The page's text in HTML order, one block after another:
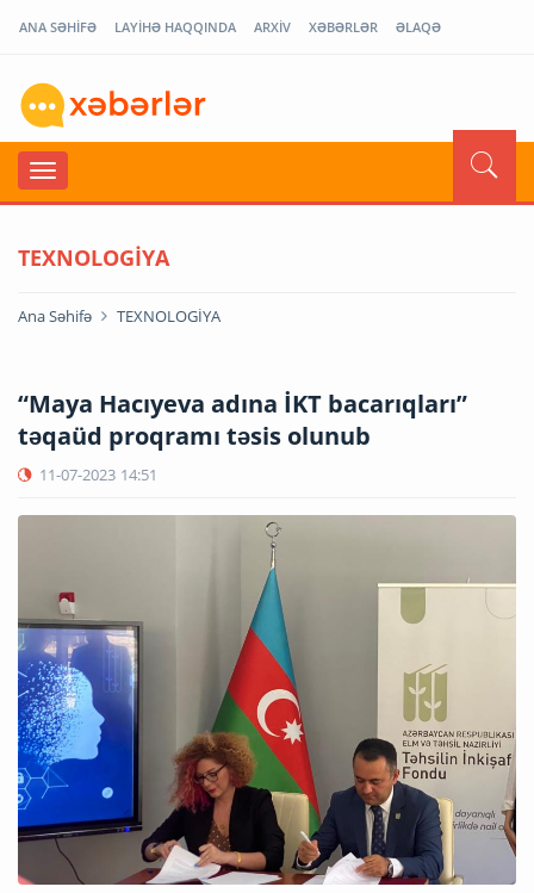
ANA SƏHİFƏ LAYİHƏ HAQQINDA ARXİV XƏBƏRLƏR ƏLAQƏ
TEXNOLOGİYA
Ana Səhifə TEXNOLOGİYA
“Maya Hacıyeva adına İKT bacarıqları”
təqaüd proqramı təsis olunub
11-07-2023 14:51